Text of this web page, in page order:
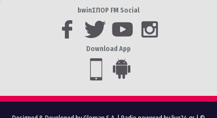
bwinΣΠΟΡ FM Social
Download App